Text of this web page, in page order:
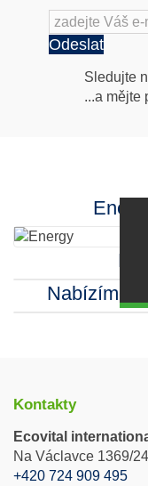
Odeslat
Sledujte
...a mějte
Nabízíme
Kontakty
Ecovital
Na Václavce 1369/
+420 724 909 495